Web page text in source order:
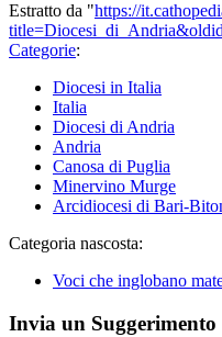
Estratto da "https://
Categorie:
Diocesi in Italia
Italia
Diocesi di Andria
Andria
Canosa di Puglia
Minervino Murge
Arcidiocesi di Bari-
Categoria nascosta:
Voci che inglobano
Invia un Suggerimento